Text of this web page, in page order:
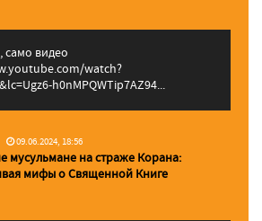
само видео
watch?
h0nMPQWTip7AZ94...
09.06.2024, 18:56
мусульмане на страже Корана:
мифы о Священной Книге